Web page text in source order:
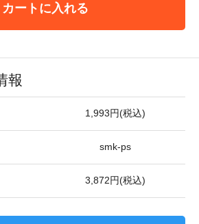
カートに入れる
報
1,993円(税込)
smk-ps
3,872円(税込)